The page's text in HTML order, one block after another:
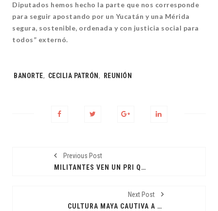
Diputados hemos hecho la parte que nos corresponde
para seguir apostando por un Yucatán y una Mérida
segura, sostenible, ordenada y con justicia social para
todos” externó.
Tags:
BANORTE, CECILIA PATRÓN , REUNIÓN
Previous Post
MILITANTES VEN UN PRI QUE VUELVE A SUS RAÍCES
Next Post
CULTURA MAYA CAUTIVA A LOS REYES DE SUECIA